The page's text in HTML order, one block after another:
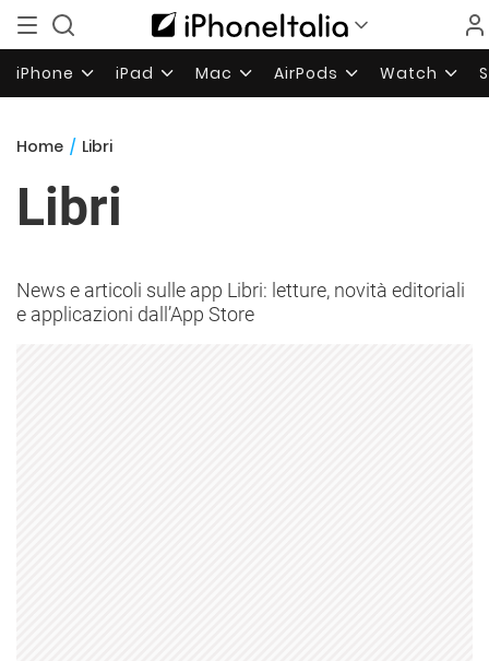
iPhone iPad Mac AirPods Watch
Home / Libri
Libri
News e articoli sulle app Libri: letture, novità editoriali
e applicazioni dall’App Store